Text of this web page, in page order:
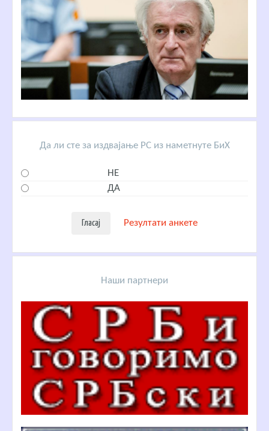
Да ли сте за издвајање РС из наметнуте БиХ
НЕ
ДА
Резултати анкете
Наши партнери